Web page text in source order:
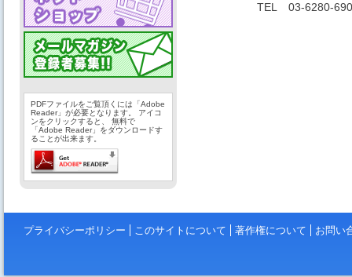
PDFファイルをご覧頂くには「Adobe
Reader」が必要となります。 アイコ
ンをクリックすると、 無料で
「Adobe Reader」をダウンロードす
ることが出来ます。
TEL
03-6280-
プライバシーポリシー このサイトについて 著作権について お問い